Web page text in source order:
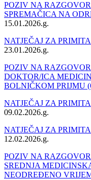
POZIV NA
SPREMAČICA NA
15.01.2026.g.
NATJEČAJ ZA
23.01.2026.g.
POZIV NA
DOKTOR/ICA
BOLNIČKOM PRIJMU
NATJEČAJ ZA
09.02.2026.g.
NATJEČAJ ZA
12.02.2026.g.
POZIV NA
SREDNJA
NEODREĐENO